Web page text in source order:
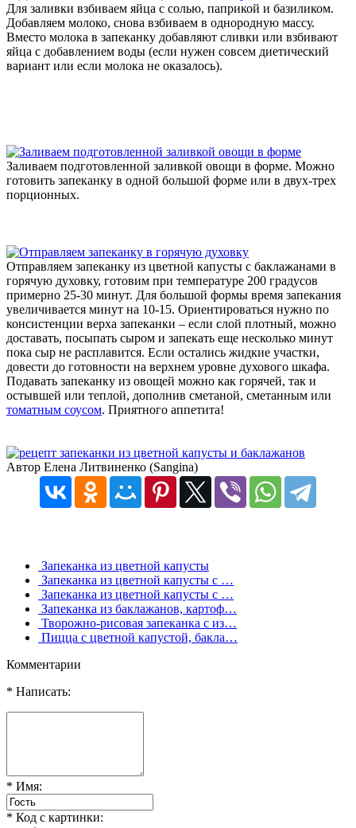
Для заливки взбиваем яйца с солью, паприкой и базиликом.
Добавляем молоко, снова взбиваем в однородную массу.
Вместо молока в запеканку добавляют сливки или взбивают
яйца с добавлением воды (если нужен совсем диетический
вариант или если молока не оказалось).
Заливаем подготовленной заливкой овощи в форме. Можно
готовить запеканку в одной большой форме или в двух-трех
порционных.
Отправляем запеканку из цветной капусты с баклажанами в
горячую духовку, готовим при температуре 200 градусов
примерно 25-30 минут. Для большой формы время запекания
увеличивается минут на 10-15. Ориентироваться нужно по
консистенции верха запеканки – если слой плотный, можно
доставать, посыпать сыром и запекать еще несколько минут
пока сыр не расплавится. Если остались жидкие участки,
довести до готовности на верхнем уровне духового шкафа.
Подавать запеканку из овощей можно как горячей, так и
остывшей или теплой, дополнив сметаной, сметанным или
томатным соусом. Приятного аппетита!
Автор Елена Литвиненко (Sangina)
Запеканка из цветной капусты
Запеканка из цветной капусты с …
Запеканка из цветной капусты с …
Запеканка из баклажанов, картоф…
Творожно-рисовая запеканка с из…
Пицца с цветной капустой, бакла…
Комментарии
* Написать:
* Имя:
* Код с картинки: